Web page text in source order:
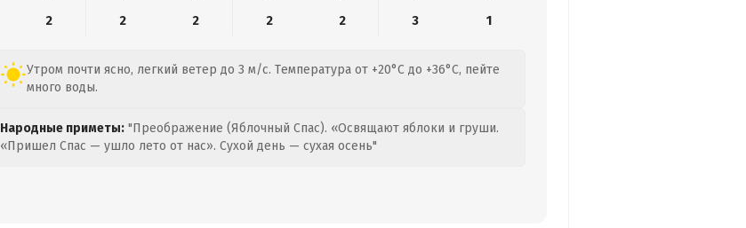
2 2 2 2 2 3 1
Утром почти ясно, легкий ветер до 3 м/с. Температура от +20°C до +36°C, пейте
много воды.
Народные приметы: "Преображение (Яблочный Спас). «Освящают яблоки и груши.
«Пришел Спас — ушло лето от нас». Сухой день — сухая осень"